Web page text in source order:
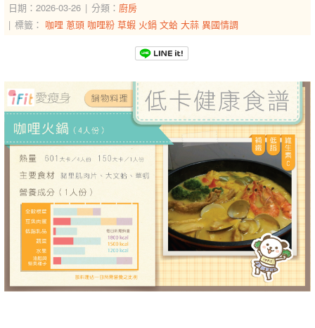
日期：2026-03-26 分類： 廚房
標籤： 咖哩 蔥頭 咖哩粉 草蝦 火鍋 文蛤 大蒜 異國情調